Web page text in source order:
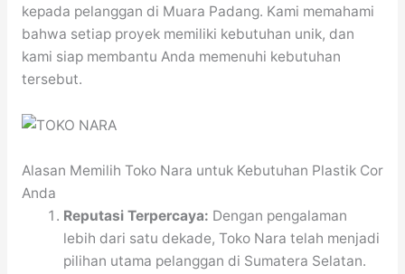
kepada pelanggan di Muara Padang. Kami memahami
bahwa setiap proyek memiliki kebutuhan unik, dan
kami siap membantu Anda memenuhi kebutuhan
tersebut.
Alasan Memilih Toko Nara untuk Kebutuhan Plastik Cor
Anda
Reputasi Terpercaya: Dengan pengalaman
lebih dari satu dekade, Toko Nara telah menjadi
pilihan utama pelanggan di Sumatera Selatan.